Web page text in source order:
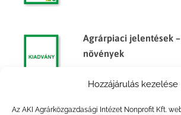
Hozzájárulás kezelése
Az AKI Agrárközgazdasági Intézet Nonprofit Kft.
Agrárpiaci jelentések
növények